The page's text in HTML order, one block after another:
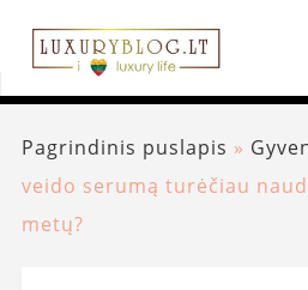
Pagrindinis puslapis »
veido serumą turėčiau
metų?